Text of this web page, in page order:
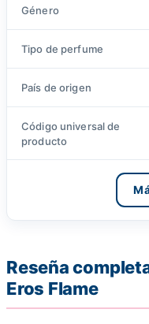
Género
Tipo de perfume
País de origen
Código universal de
producto
Reseña
Eros Flame